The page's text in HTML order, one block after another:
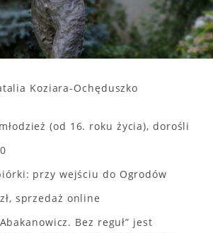
Koziara-Ochęduszko
(od 16. roku życia), dorośli
przy wejściu do Ogrodów
sprzedaż online
Bez reguł” jest